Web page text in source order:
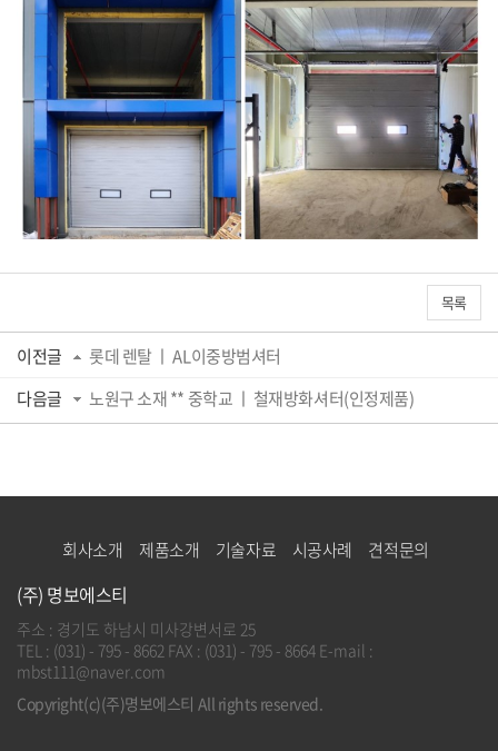
목록
이전글
롯데 렌탈 ㅣ AL이중방범셔터
다음글
노원구 소재 ** 중학교 ㅣ 철재방화셔터(인정제품)
회사소개 제품소개 기술자료 시공사례 견적문의
(주) 명보에스티
주소 : 경기도 하남시 미사강변서로 25
TEL : (031) - 795 - 8662 FAX : (031) - 795 - 8664 E-mail :
mbst111@naver.com
Copyright(c)(주)명보에스티 All rights reserved.